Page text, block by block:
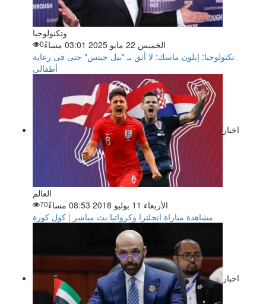
وتكنولوجيا
الخميس 22 مايو 2025 03:01 مساءً
0
تكنولوجيا: إيلون ماسك: لا أثق بـ "بيل جيتس" حتى فى رعاية
أطفالى
اخبار
العالم
الأربعاء 11 يوليو 2018 08:53 مساءً
70
مشاهدة مباراة انجلترا وكرواتيا بث مباشر | كول كورة
اخبار